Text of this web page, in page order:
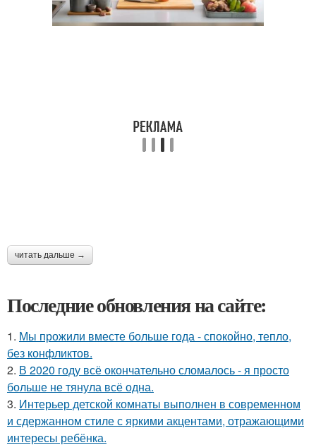
читать дальше →
Последние обновления на сайте:
1. Мы прожили вместе больше года - спокойно, тепло,
без конфликтов.
2. В 2020 году всё окончательно сломалось - я просто
больше не тянула всё одна.
3. Интерьер детской комнаты выполнен в современном
и сдержанном стиле с яркими акцентами, отражающими
интересы ребёнка.